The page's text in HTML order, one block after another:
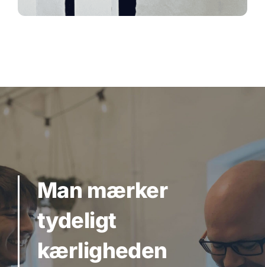
Man mærker
tydeligt
kærligheden